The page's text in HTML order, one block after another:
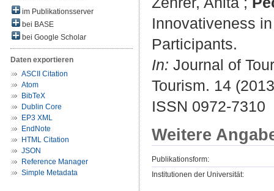
im Publikationsserver
bei BASE
bei Google Scholar
Daten exportieren
ASCII Citation
Atom
BibTeX
Dublin Core
EP3 XML
EndNote
HTML Citation
JSON
Reference Manager
Simple Metadata
Innovativeness
Participants.
In: Journal of
Tourism. 14
ISSN 0972-7310
Weitere
Publikationsform:
Institutionen der Universität: